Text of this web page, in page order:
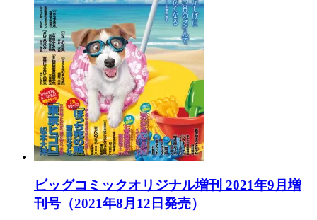
ビッグコミックオリジナル増刊 2021年9月増
刊号（2021年8月12日発売）